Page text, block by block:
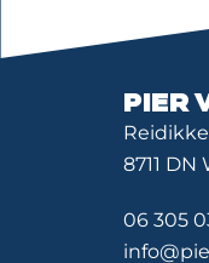
PIER
8711
06 305